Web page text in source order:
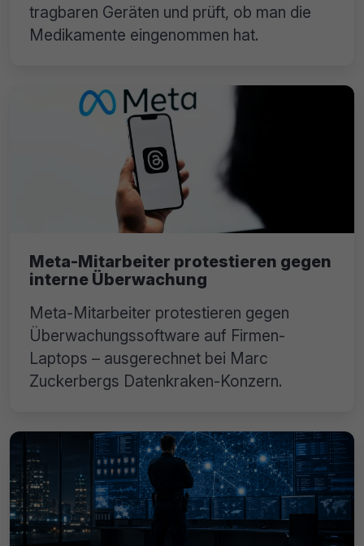
tragbaren Geräten und prüft, ob man die
Medikamente eingenommen hat.
Meta-Mitarbeiter protestieren gegen
interne Überwachung
Meta-Mitarbeiter protestieren gegen
Überwachungssoftware auf Firmen-
Laptops – ausgerechnet bei Marc
Zuckerbergs Datenkraken-Konzern.